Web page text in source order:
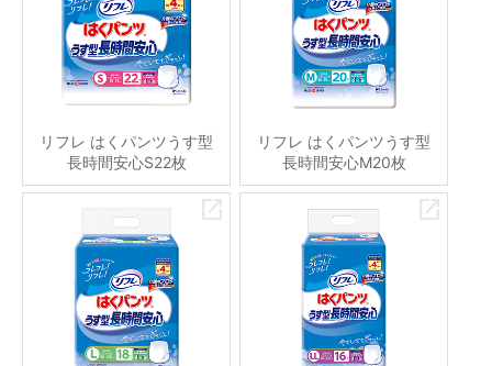
リフレ はくパンツうす型
長時間安心S22枚
リフレ はくパンツうす型
長時間安心M20枚